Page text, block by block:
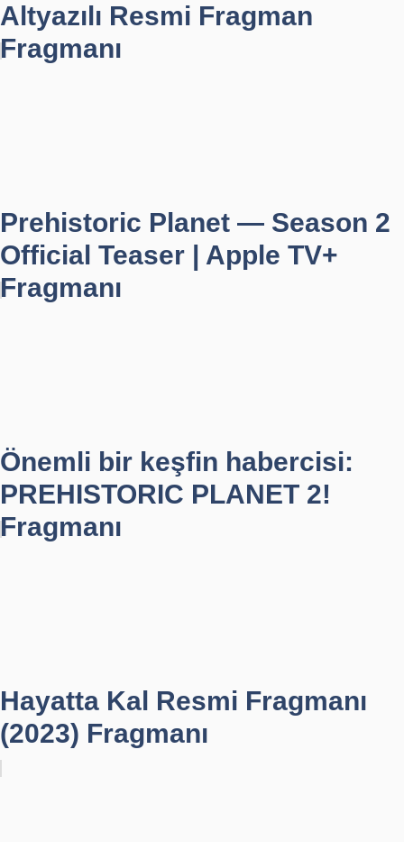
Altyazılı Resmi Fragman
Fragmanı
Prehistoric Planet — Season 2
Official Teaser | Apple TV+
Fragmanı
Önemli bir keşfin habercisi:
PREHISTORIC PLANET 2!
Fragmanı
Hayatta Kal Resmi Fragmanı
(2023) Fragmanı